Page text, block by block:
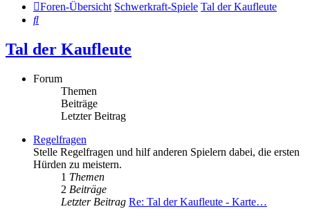
Foren-Übersicht Schwerkraft-Spiele Tal der Kaufleute
Suche
Tal der Kaufleute
Forum
Themen
Beiträge
Letzter Beitrag
Regelfragen
Stelle Regelfragen und hilf anderen Spielern dabei, die ersten
Hürden zu meistern.
1 Themen
2 Beiträge
Letzter Beitrag Re: Tal der Kaufleute - Karte…